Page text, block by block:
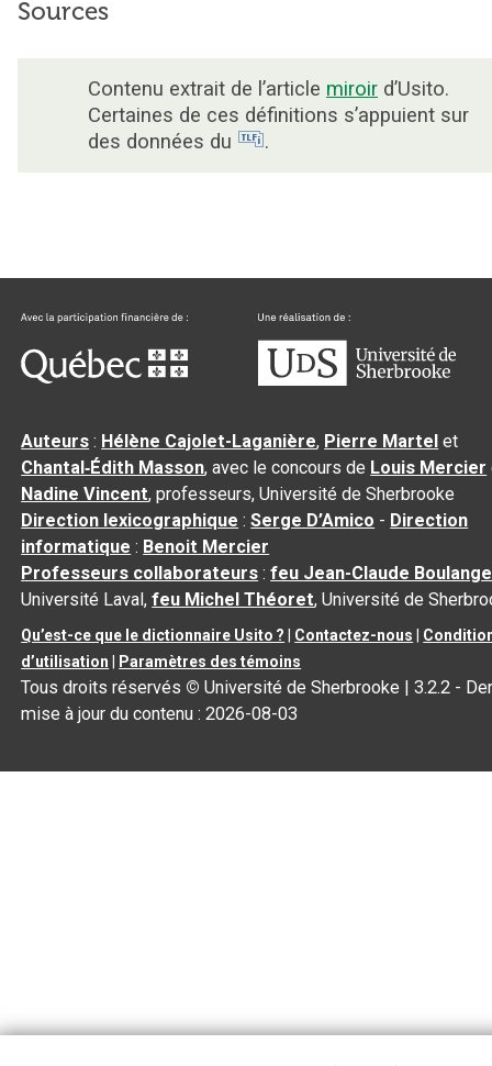
Sources
Contenu extrait de l’article miroir d’Usito.
Certaines de ces définitions s’appuient sur
des données du
.
Auteurs : Hélène Cajolet-Laganière, Pierre Martel et
Chantal‑Édith Masson, avec le concours de Louis Mercier
Nadine Vincent, professeurs, Université de Sherbrooke
Direction lexicographique :Serge D’Amico - Direction
informatique : Benoit Mercier
Professeurs collaborateurs :feu Jean-Claude
Université Laval,feu Michel Théoret, Université de
Qu’est-ce que le dictionnaire Usito ? Contactez-nous
d’utilisation
Paramètres des témoins
Tous droits réservés © Université de Sherbrooke |3.2.2 -
mise à jour du contenu :2026-08-03